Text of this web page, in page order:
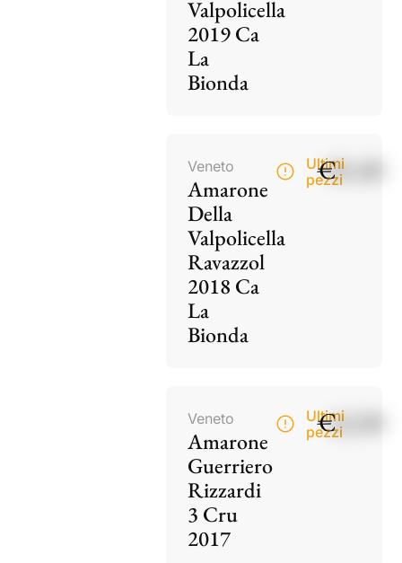
Valpolicella
2019 Ca
La
Bionda
Veneto
Amarone
Della
Valpolicella
Ravazzol
2018 Ca
La
Bionda
Ultimi
pezzi
€85,00
Veneto
Amarone
Guerriero
Rizzardi
3 Cru
2017
Ultimi
pezzi
€42,00